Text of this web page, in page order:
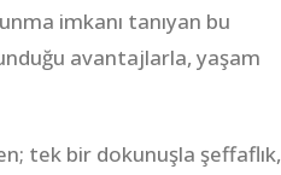
imkanı tanıyan bu
avantajlarla, yaşam
tek bir dokunuşla şeffaflık,